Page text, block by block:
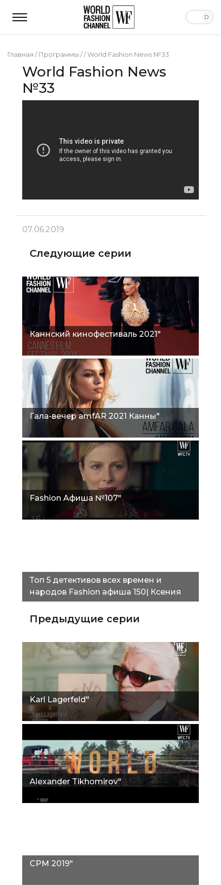
Главная /Программы //World Fashion News №33
World Fashion News
№33
07.06.2019
Следующие серии
Каннский кинофестиваль 2021"
Гала-вечер amfAR 2021 Канны"
Fashion Афиша №107"
Топ 5 детективов всех времен и
народов Fashion афиша 150| Ксения
Базанина"
Предыдущие серии
Karl Lagerfeld"
Alexander Tikhomirov"
CPM 2019"